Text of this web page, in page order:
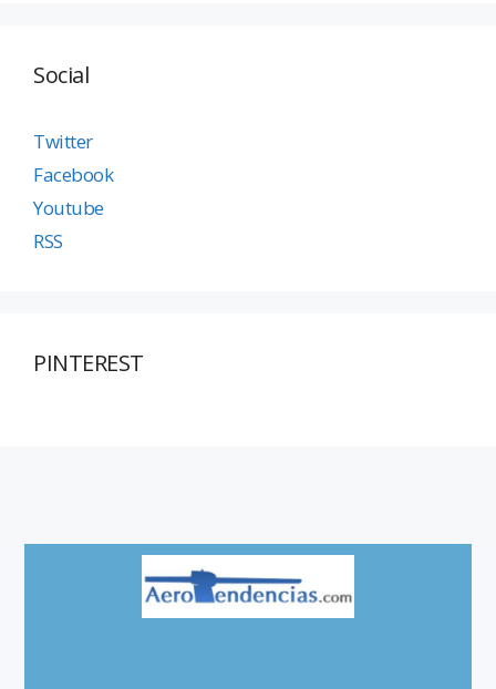
Social
Twitter
Facebook
Youtube
RSS
PINTEREST